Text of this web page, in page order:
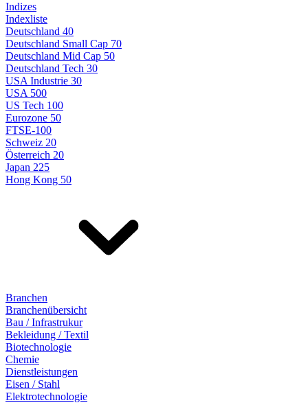
Indizes
Indexliste
Deutschland 40
Deutschland Small Cap 70
Deutschland Mid Cap 50
Deutschland Tech 30
USA Industrie 30
USA 500
US Tech 100
Eurozone 50
FTSE-100
Schweiz 20
Österreich 20
Japan 225
Hong Kong 50
Branchen
Branchenübersicht
Bau / Infrastrukur
Bekleidung / Textil
Biotechnologie
Chemie
Dienstleistungen
Eisen / Stahl
Elektrotechnologie